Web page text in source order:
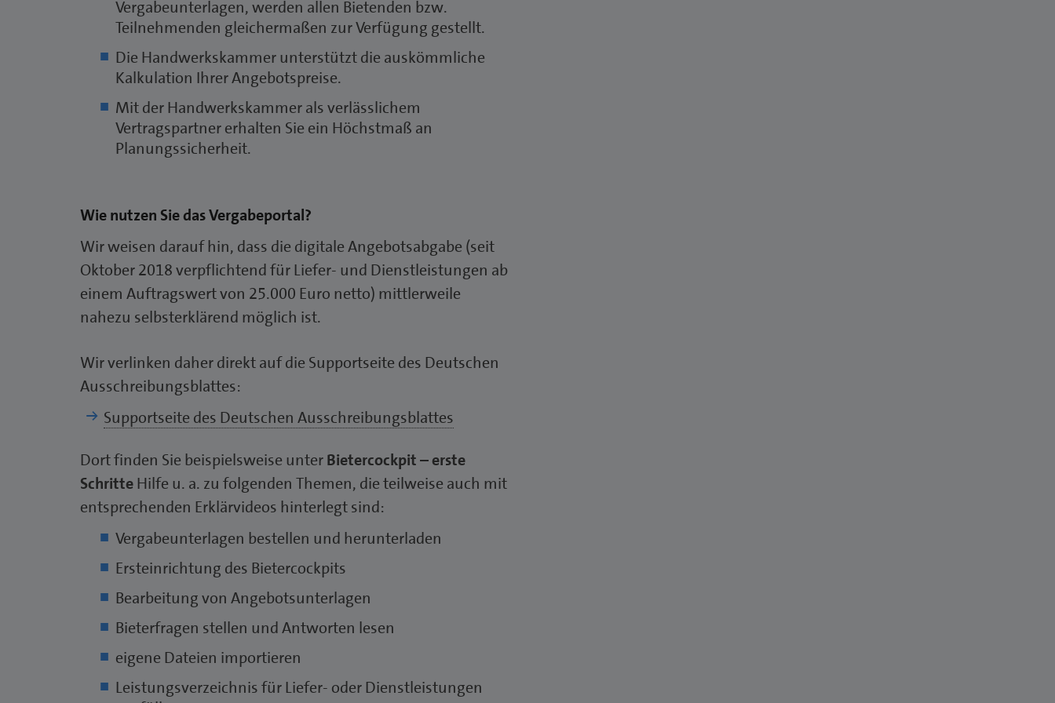
Vergabeunterlagen, werden allen Bietenden bzw.
Teilnehmenden gleichermaßen zur Verfügung gestellt.
Die Handwerkskammer unterstützt die auskömmliche
Kalkulation Ihrer Angebotspreise.
Mit der Handwerkskammer als verlässlichem
Vertragspartner erhalten Sie ein Höchstmaß an
Planungssicherheit.
Wie nutzen Sie das Vergabeportal?
Wir weisen darauf hin, dass die digitale Angebotsabgabe (seit
Oktober 2018 verpflichtend für Liefer- und Dienstleistungen ab
einem Auftragswert von 25.000 Euro netto) mittlerweile
nahezu selbsterklärend möglich ist.
Wir verlinken daher direkt auf die Supportseite des Deutschen
Ausschreibungsblattes:
Supportseite des Deutschen Ausschreibungsblattes
Dort finden Sie beispielsweise unterBietercockpit – erste
SchritteHilfe u. a. zu folgenden Themen, die teilweise auch mit
entsprechenden Erklärvideos hinterlegt sind:
Vergabeunterlagen bestellen und herunterladen
Ersteinrichtung des Bietercockpits
Bearbeitung von Angebotsunterlagen
Bieterfragen stellen und Antworten lesen
eigene Dateien importieren
Leistungsverzeichnis für Liefer- oder Dienstleistungen